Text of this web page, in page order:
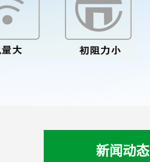
新闻动态